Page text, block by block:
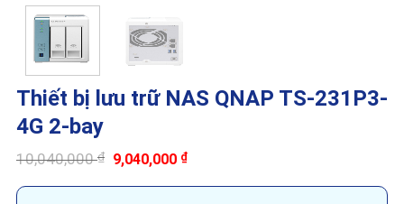
Thiết bị lưu trữ NAS QNAP TS-231P3-
4G 2-bay
10,040,000₫
Giá
gốc
là:
9,040,000 ₫Giá
tại